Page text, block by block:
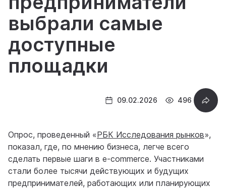
выбрали самые
доступные
площадки
09.02.2026 496
Опрос, проведенный «РБК Исследования рынков»,
показал, где, по мнению бизнеса, легче всего
сделать первые шаги в e-commerce. Участниками
стали более тысячи действующих и будущих
предпринимателей, работающих или планирующих